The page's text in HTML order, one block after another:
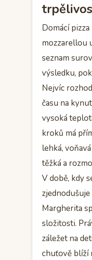
Domácí
mozzarellou
seznam
výsledku,
Nejvíc
času na
vysoká
kroků má
lehká,
těžká a
V době, kdy
Margherita
složitosti.
záležet na
chuťově blíží